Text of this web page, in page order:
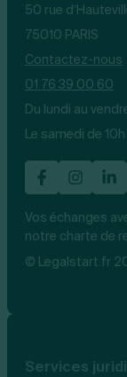
50 rue
75010 PARIS
Contactez-nous
01 76 39 00 60
Du lundi au
Le samedi de 10h
Vos échanges
notre charte de
© Legalstart.fr
Services